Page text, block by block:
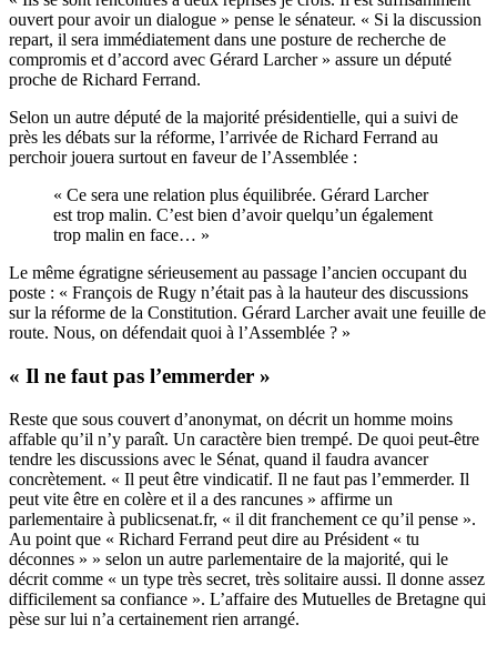
ouvert pour avoir un dialogue » pense le sénateur. « Si la discussion
repart, il sera immédiatement dans une posture de recherche de
compromis et d’accord avec Gérard Larcher » assure un député
proche de Richard Ferrand.
Selon un autre député de la majorité présidentielle, qui a suivi de
près les débats sur la réforme, l’arrivée de Richard Ferrand au
perchoir jouera surtout en faveur de l’Assemblée :
« Ce sera une relation plus équilibrée. Gérard Larcher
est trop malin. C’est bien d’avoir quelqu’un également
trop malin en face… »
Le même égratigne sérieusement au passage l’ancien occupant du
poste : « François de Rugy n’était pas à la hauteur des discussions
sur la réforme de la Constitution. Gérard Larcher avait une feuille de
route. Nous, on défendait quoi à l’Assemblée ? »
« Il ne faut pas l’emmerder »
Reste que sous couvert d’anonymat, on décrit un homme moins
affable qu’il n’y paraît. Un caractère bien trempé. De quoi peut-être
tendre les discussions avec le Sénat, quand il faudra avancer
concrètement. « Il peut être vindicatif. Il ne faut pas l’emmerder. Il
peut vite être en colère et il a des rancunes » affirme un
parlementaire à publicsenat.fr, « il dit franchement ce qu’il pense ».
Au point que « Richard Ferrand peut dire au Président « tu
déconnes » » selon un autre parlementaire de la majorité, qui le
décrit comme « un type très secret, très solitaire aussi. Il donne assez
difficilement sa confiance ». L’affaire des Mutuelles de Bretagne qui
pèse sur lui n’a certainement rien arrangé.